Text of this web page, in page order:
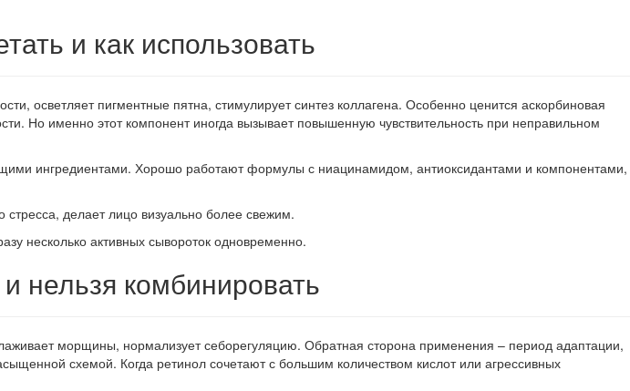
и как использовать
осветляет пигментные пятна, стимулирует синтез коллагена. Особенно ценится аскорбиновая
Но именно этот компонент иногда вызывает повышенную чувствительность при неправильном
ингредиентами. Хорошо работают формулы с ниацинамидом, антиоксидантами и компонентами,
делает лицо визуально более свежим.
несколько активных сывороток одновременно.
нельзя комбинировать
морщины, нормализует себорегуляцию. Обратная сторона применения – период адаптации,
схемой. Когда ретинол сочетают с большим количеством кислот или агрессивных